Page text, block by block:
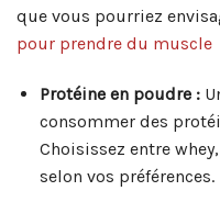
que vous pourriez
pour prendre du muscle
Protéine en poudre :
consommer des
Choisissez entre
selon vos préférences.